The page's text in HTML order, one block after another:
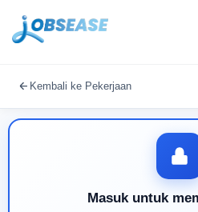
Kembali ke Pekerjaan
Masuk untuk
Buat profil Anda untuk